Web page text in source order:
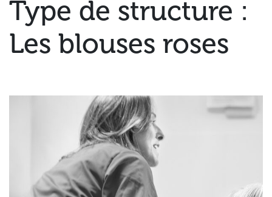
Type de structure :
Les blouses roses